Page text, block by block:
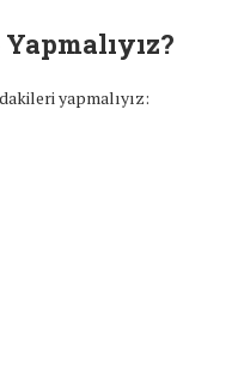
yapmalıyız: